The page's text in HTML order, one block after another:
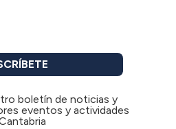
boletín de noticias y
eventos y actividades